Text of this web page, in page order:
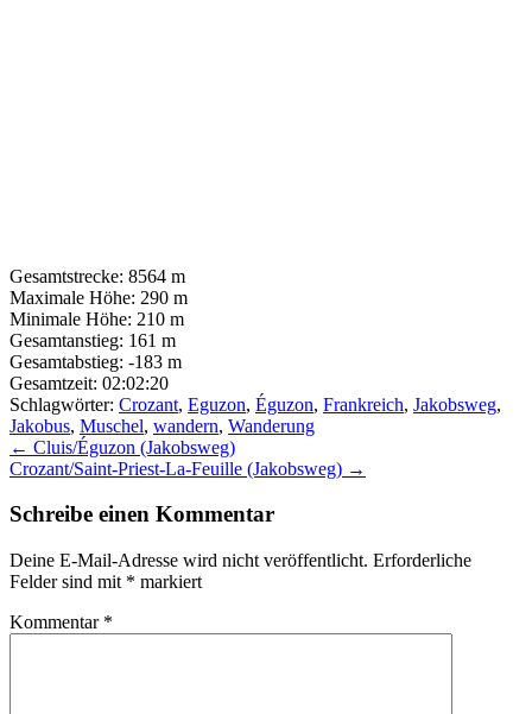
Gesamtstrecke: 8564 m
Maximale Höhe: 290 m
Minimale Höhe: 210 m
Gesamtanstieg: 161 m
Gesamtabstieg: -183 m
Gesamtzeit: 02:02:20
Schlagwörter: Crozant, Eguzon, Éguzon, Frankreich, Jakobsweg,
Jakobus, Muschel, wandern, Wanderung
Post
navigation
← Cluis/Éguzon (Jakobsweg)
Crozant/Saint-Priest-La-Feuille (Jakobsweg) →
Schreibe einen Kommentar
Deine E-Mail-Adresse wird nicht veröffentlicht. Erforderliche
Felder sind mit * markiert
Kommentar *